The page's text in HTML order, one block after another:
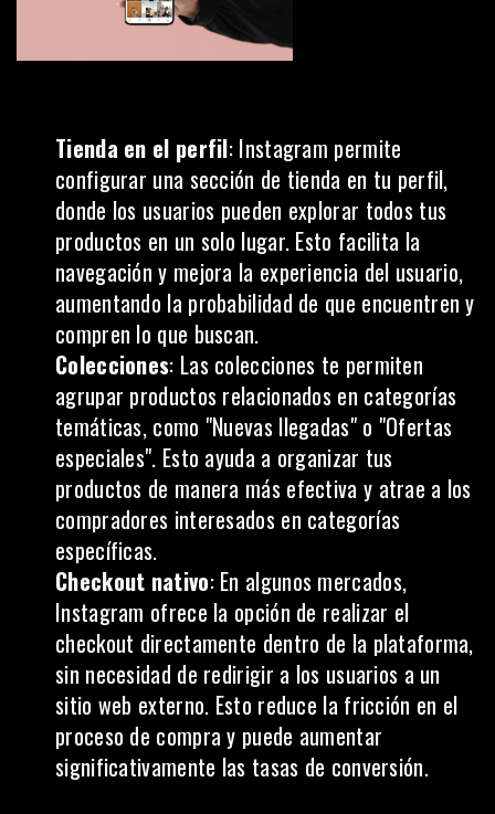
Tienda en el perfil: Instagram permite
configurar una sección de tienda en tu perfil,
donde los usuarios pueden explorar todos tus
productos en un solo lugar. Esto facilita la
navegación y mejora la experiencia del usuario,
aumentando la probabilidad de que encuentren y
compren lo que buscan.
Colecciones: Las colecciones te permiten
agrupar productos relacionados en categorías
temáticas, como "Nuevas llegadas" o "Ofertas
especiales". Esto ayuda a organizar tus
productos de manera más efectiva y atrae a los
compradores interesados en categorías
específicas.
Checkout nativo: En algunos mercados,
Instagram ofrece la opción de realizar el
checkout directamente dentro de la plataforma,
sin necesidad de redirigir a los usuarios a un
sitio web externo. Esto reduce la fricción en el
proceso de compra y puede aumentar
significativamente las tasas de conversión.